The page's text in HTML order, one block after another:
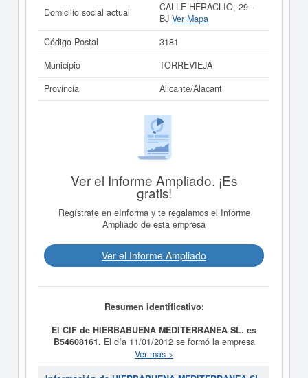
Domicilio social actual
CALLE HERACLIO, 29 -
BJ Ver Mapa
Código Postal
3181
Municipio
TORREVIEJA
Provincia
Alicante/Alacant
Ver el Informe Ampliado. ¡Es
gratis!
Regístrate en eInforma y te regalamos el Informe
Ampliado de esta empresa
Ver el Informe Ampliado
Resumen identificativo:
El CIF de HIERBABUENA MEDITERRANEA SL. es
B54608161. El día 11/01/2012 se formó la empresa
HIERBABUENA MEDITERRANEA SL.
de 1. La actividad hosteleria y de restauración en
Ver más >